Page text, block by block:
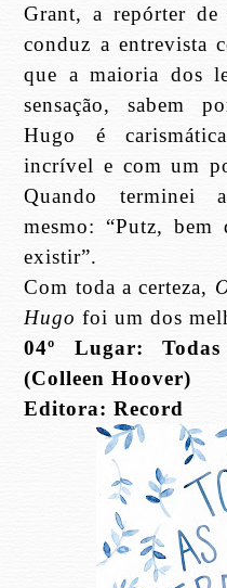
Grant, a repórter de
conduz a entrevista
que a maioria dos
sensação, sabem
Hugo é
incrível e com um
Quando terminei
mesmo: “Putz, bem
existir”.
Com toda a certeza,
Hugo foi um dos
04º Lugar:
(Colleen Hoover)
Editora: Record